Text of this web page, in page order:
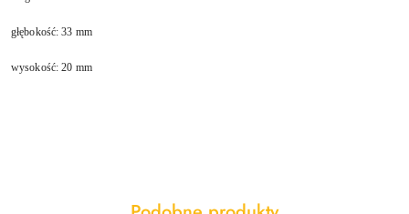
głębokość: 33 mm
wysokość: 20 mm